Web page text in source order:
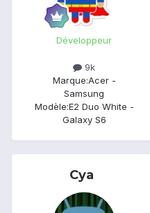
Développeur
9k
Marque:Acer -
Samsung
Modèle:E2 Duo White -
Galaxy S6
Cya